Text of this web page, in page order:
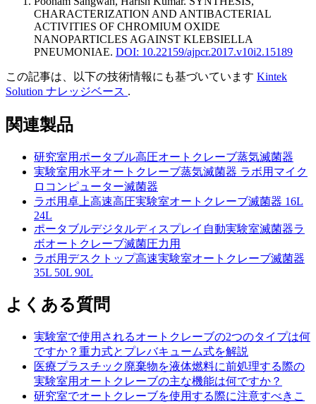
CHARACTERIZATION AND ANTIBACTERIAL
ACTIVITIES OF CHROMIUM OXIDE
NANOPARTICLES AGAINST KLEBSIELLA
PNEUMONIAE. DOI: 10.22159/ajpcr.2017.v10i2.15189
この記事は、以下の技術情報にも基づいています Kintek
Solution ナレッジベース .
関連製品
研究室用ポータブル高圧オートクレーブ蒸気滅菌器
実験室用水平オートクレーブ蒸気滅菌器 ラボ用マイク
ロコンピューター滅菌器
ラボ用卓上高速高圧実験室オートクレーブ滅菌器 16L
24L
ポータブルデジタルディスプレイ自動実験室滅菌器ラ
ボオートクレーブ滅菌圧力用
ラボ用デスクトップ高速実験室オートクレーブ滅菌器
35L 50L 90L
よくある質問
実験室で使用されるオートクレーブの2つのタイプは何
ですか？重力式とプレバキューム式を解説
医療プラスチック廃棄物を液体燃料に前処理する際の
実験室用オートクレーブの主な機能は何ですか？
研究室でオートクレーブを使用する際に注意すべきこ